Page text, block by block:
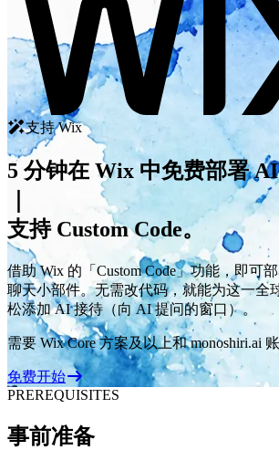
支持 Wix
5 分钟在 Wix 中免费部署
支持 Custom Code。
借助 Wix 的「Custom Code」功能，即可
聊天小部件。无需改代码，就能为这一全
松添加 AI 接待（向 AI 提问的窗口）。
需要 Wix Core 方案及以上和 monoshiri.ai
免费开始
PREREQUISITES
事前准备